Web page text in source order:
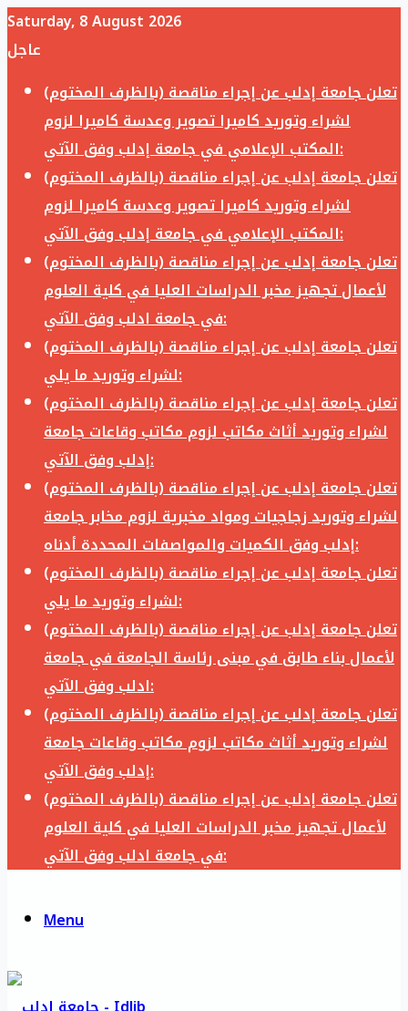
Saturday, 8 August 2026
عاجل
تعلن جامعة إدلب عن إجراء مناقصة (بالظرف المختوم)
لشراء وتوريد كاميرا تصوير وعدسة كاميرا لزوم
المكتب الإعلامي في جامعة إدلب وفق الآتي:
تعلن جامعة إدلب عن إجراء مناقصة (بالظرف المختوم)
لشراء وتوريد كاميرا تصوير وعدسة كاميرا لزوم
المكتب الإعلامي في جامعة إدلب وفق الآتي:
تعلن جامعة إدلب عن إجراء مناقصة (بالظرف المختوم)
لأعمال تجهيز مخبر الدراسات العليا في كلية العلوم
في جامعة ادلب وفق الآتي:
تعلن جامعة إدلب عن إجراء مناقصة (بالظرف المختوم)
لشراء وتوريد ما يلي:
تعلن جامعة إدلب عن إجراء مناقصة (بالظرف المختوم)
لشراء وتوريد أثاث مكاتب لزوم مكاتب وقاعات جامعة
إدلب وفق الآتي:
تعلن جامعة إدلب عن إجراء مناقصة (بالظرف المختوم)
لشراء وتوريد زجاجيات ومواد مخبرية لزوم مخابر جامعة
إدلب وفق الكميات والمواصفات المحددة أدناه:
تعلن جامعة إدلب عن إجراء مناقصة (بالظرف المختوم)
لشراء وتوريد ما يلي:
تعلن جامعة إدلب عن إجراء مناقصة (بالظرف المختوم)
لأعمال بناء طابق في مبنى رئاسة الجامعة في جامعة
ادلب وفق الآتي:
تعلن جامعة إدلب عن إجراء مناقصة (بالظرف المختوم)
لشراء وتوريد أثاث مكاتب لزوم مكاتب وقاعات جامعة
إدلب وفق الآتي:
تعلن جامعة إدلب عن إجراء مناقصة (بالظرف المختوم)
لأعمال تجهيز مخبر الدراسات العليا في كلية العلوم
في جامعة ادلب وفق الآتي:
Menu